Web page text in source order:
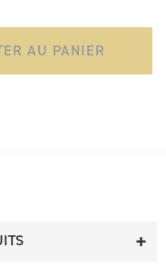
AU PANIER